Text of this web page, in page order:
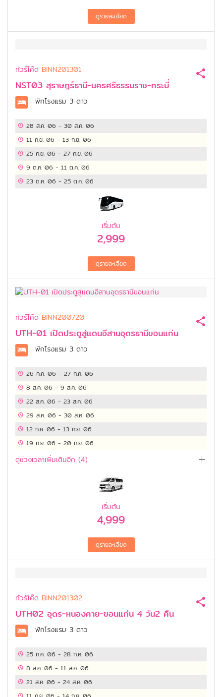
ทัวร์โค๊ด BINN201301
NST03 สุราษฎร์ธานี-นครศรีธรรมราช-กระบี่
พักโรงแรม 3 ดาว
28 ส.ค. 06 - 30 ส.ค. 06
11 ก.ย. 06 - 13 ก.ย. 06
25 ก.ย. 06 - 27 ก.ย. 06
9 ต.ค. 06 - 11 ต.ค. 06
23 ต.ค. 06 - 25 ต.ค. 06
เริ่มต้น
2,999
ทัวร์โค๊ด BINN200720
UTH-01 เปิดประตูสู่แดนอีสานอุดรธานีขอนแก่น
พักโรงแรม 3 ดาว
26 ก.ค. 06 - 27 ก.ค. 06
8 ส.ค. 06 - 9 ส.ค. 06
22 ส.ค. 06 - 23 ส.ค. 06
29 ส.ค. 06 - 30 ส.ค. 06
12 ก.ย. 06 - 13 ก.ย. 06
19 ก.ย. 06 - 20 ก.ย. 06
ดูช่วงเวลาเพิ่มเติมอีก (4)
เริ่มต้น
4,999
ทัวร์โค๊ด BINN201302
UTH02 อุดร-หนองคาย-ขอนแก่น 4 วัน2 คืน
พักโรงแรม 3 ดาว
25 ก.ค. 06 - 28 ก.ค. 06
8 ส.ค. 06 - 11 ส.ค. 06
21 ส.ค. 06 - 24 ส.ค. 06